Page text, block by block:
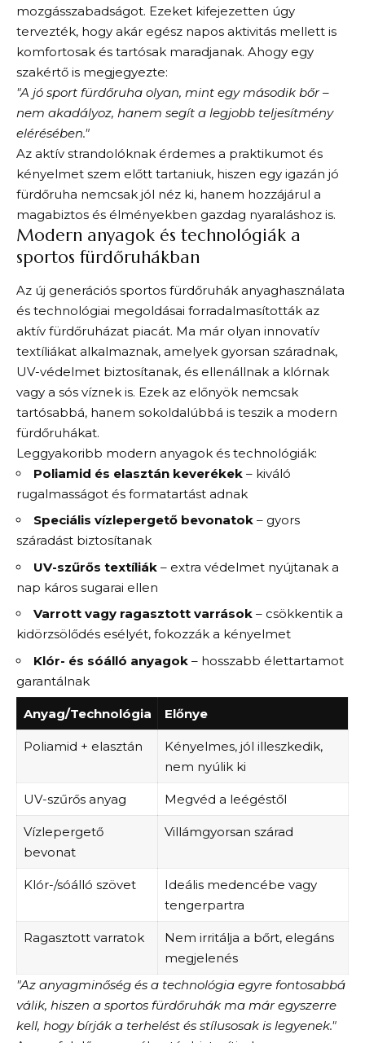
mozgásszabadságot. Ezeket kifejezetten úgy
tervezték, hogy akár egész napos aktivitás mellett is
komfortosak és tartósak maradjanak. Ahogy egy
szakértő is megjegyezte:
"A jó sport fürdőruha olyan, mint egy második bőr –
nem akadályoz, hanem segít a legjobb teljesítmény
elérésében."
Az aktív strandolóknak érdemes a praktikumot és
kényelmet szem előtt tartaniuk, hiszen egy igazán jó
fürdőruha nemcsak jól néz ki, hanem hozzájárul a
magabiztos és élményekben gazdag nyaraláshoz is.
Modern anyagok és technológiák a
sportos fürdőruhákban
Az új generációs sportos fürdőruhák anyaghasználata
és technológiai megoldásai forradalmasították az
aktív fürdőruházat piacát. Ma már olyan innovatív
textíliákat alkalmaznak, amelyek gyorsan száradnak,
UV-védelmet biztosítanak, és ellenállnak a klórnak
vagy a sós víznek is. Ezek az előnyök nemcsak
tartósabbá, hanem sokoldalúbbá is teszik a modern
fürdőruhákat.
Leggyakoribb modern anyagok és technológiák:
Poliamid és elasztán keverékek – kiváló
rugalmasságot és formatartást adnak
Speciális vízlepergető bevonatok – gyors
száradást biztosítanak
UV-szűrős textíliák – extra védelmet nyújtanak a
nap káros sugarai ellen
Varrott vagy ragasztott varrások – csökkentik a
kidörzsölődés esélyét, fokozzák a kényelmet
Klór- és sóálló anyagok – hosszabb élettartamot
garantálnak
Anyag/Technológia Előnye
Poliamid + elasztán
Kényelmes, jól illeszkedik,
nem nyúlik ki
UV-szűrős anyag Megvéd a leégéstől
Vízlepergető
bevonat
Villámgyorsan szárad
Klór-/sóálló szövet
Ideális medencébe vagy
tengerpartra
Ragasztott varratok
Nem irritálja a bőrt, elegáns
megjelenés
"Az anyagminőség és a technológia egyre fontosabbá
válik, hiszen a sportos fürdőruhák ma már egyszerre
kell, hogy bírják a terhelést és stílusosak is legyenek."